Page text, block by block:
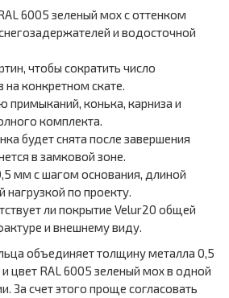
6005 зеленый мох с оттенком
и водосточной
чтобы сократить число
на конкретном скате.
примыканий, конька, карниза и
комплекта.
будет снята после завершения
в замковой зоне.
мм с шагом основания, длиной
нагрузкой по проекту.
ли покрытие Velur20 общей
и внешнему виду.
объединяет толщину металла 0,5
цвет RAL 6005 зеленый мох в одной
За счет этого проще согласовать